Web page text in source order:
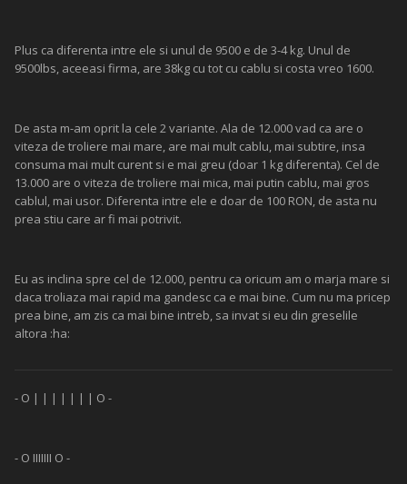
Plus ca diferenta intre ele si unul de 9500 e de 3-4 kg. Unul de
9500lbs, aceeasi firma, are 38kg cu tot cu cablu si costa vreo 1600.
De asta m-am oprit la cele 2 variante. Ala de 12.000 vad ca are o
viteza de troliere mai mare, are mai mult cablu, mai subtire, insa
consuma mai mult curent si e mai greu (doar 1 kg diferenta). Cel de
13.000 are o viteza de troliere mai mica, mai putin cablu, mai gros
cablul, mai usor. Diferenta intre ele e doar de 100 RON, de asta nu
prea stiu care ar fi mai potrivit.
Eu as inclina spre cel de 12.000, pentru ca oricum am o marja mare si
daca troliaza mai rapid ma gandesc ca e mai bine. Cum nu ma pricep
prea bine, am zis ca mai bine intreb, sa invat si eu din greselile
altora :ha:
- O | | | | | | | O -
- O IIIIIII O -